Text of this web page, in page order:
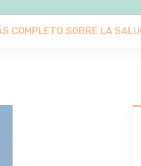
COMPLETO SOBRE LA